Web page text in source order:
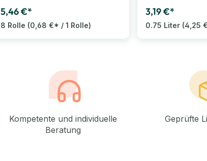
5,46 €*
8 Rolle (0,68 €* / 1 Rolle)
3,19 €*
0.75 Liter (4,25
Kompetente und individuelle
Beratung
Geprüfte